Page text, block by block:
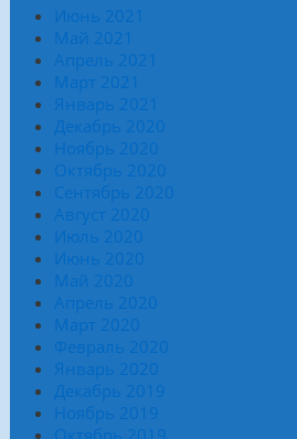
Июнь 2021
Май 2021
Апрель 2021
Март 2021
Январь 2021
Декабрь 2020
Ноябрь 2020
Октябрь 2020
Сентябрь 2020
Август 2020
Июль 2020
Июнь 2020
Май 2020
Апрель 2020
Март 2020
Февраль 2020
Январь 2020
Декабрь 2019
Ноябрь 2019